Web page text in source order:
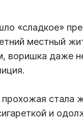
«сладкое»
местный
воришка даже
стала
и